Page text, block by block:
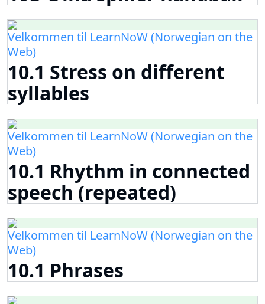
Velkommen til LearnNoW (Norwegian on the
Web)
10.1 Stress on different
syllables
Velkommen til LearnNoW (Norwegian on the
Web)
10.1 Rhythm in connected
speech (repeated)
Velkommen til LearnNoW (Norwegian on the
Web)
10.1 Phrases